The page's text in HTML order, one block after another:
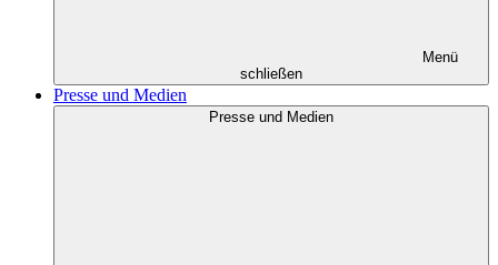
Menü
schließen
Presse und Medien
Presse und Medien